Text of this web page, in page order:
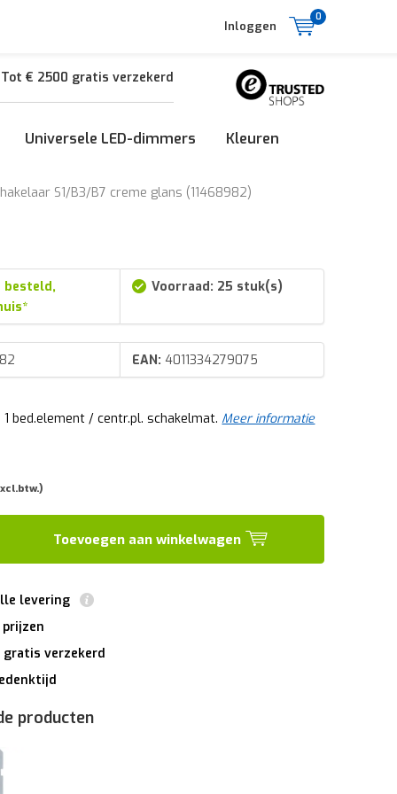
Inloggen
0
Tot € 2500 gratis verzekerd
Universele LED-dimmers Kleuren
S1/B3/B7 creme glans (11468982)
besteld,
Voorraad: 25 stuk(s)
EAN: 4011334279075
bed.element / centr.pl. schakelmat. Meer informatie
Toevoegen aan winkelwagen
levering
gratis verzekerd
producten